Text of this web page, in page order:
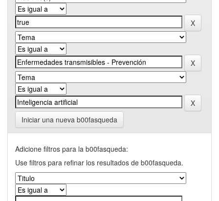
Iniciar una nueva b00fasqueda
Adicione filtros para la b00fasqueda:
Use filtros para refinar los resultados de b00fasqueda.